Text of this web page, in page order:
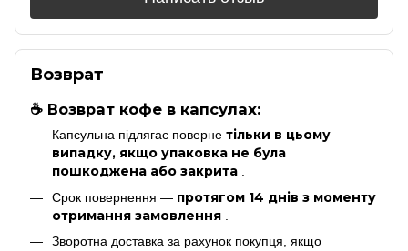
Возврат
☕ Возврат кофе в капсулах:
Капсульна підлягає поверне тільки в цьому
випадку, якщо упаковка не була
пошкоджена або закрита .
Срок повернення — протягом 14 днів з моменту
отримання замовлення
Зворотна доставка за рахунок покупця, якщо